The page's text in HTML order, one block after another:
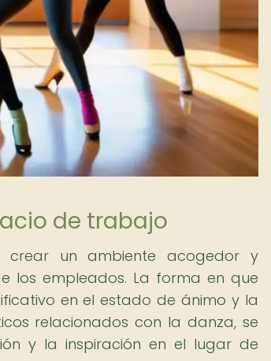
de trabajo
crear un ambiente acogedor y
los empleados. La forma en que
en el estado de ánimo y la
relacionados con la danza, se
y la inspiración en el lugar de